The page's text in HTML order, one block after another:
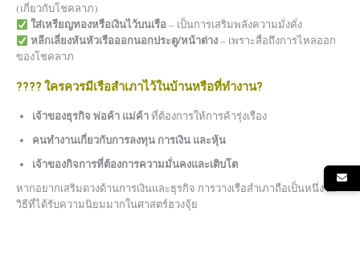
(เกี่ยวกับโชคลาภ)
ใส่เหรียญทองหรือเงินไว้บนเรือ – เป็นการเสริมพลังความมั่งคั่ง
หลีกเลี่ยงหันหัวเรือออกนอกประตู/หน้าต่าง– เพราะสื่อถึงการไหลออก
ของโชคลาภ
???? ใครควรมีเรือสำเภาไว้ในบ้านหรือที่ทำงาน?
เจ้าของธุรกิจ พ่อค้า แม่ค้า ที่ต้องการให้การค้ารุ่งเรือง
คนทำงานเกี่ยวกับการลงทุน การเงิน และหุ้น
เจ้าของกิจการที่ต้องการความมั่นคงและเติบโต
หากอยากเสริมดวงด้านการเงินและธุรกิจ การวางเรือสำเภาถือเป็นหนึ่งใน
วิธีที่ได้รับความนิยมมากในศาสตร์ฮวงจุ้ย